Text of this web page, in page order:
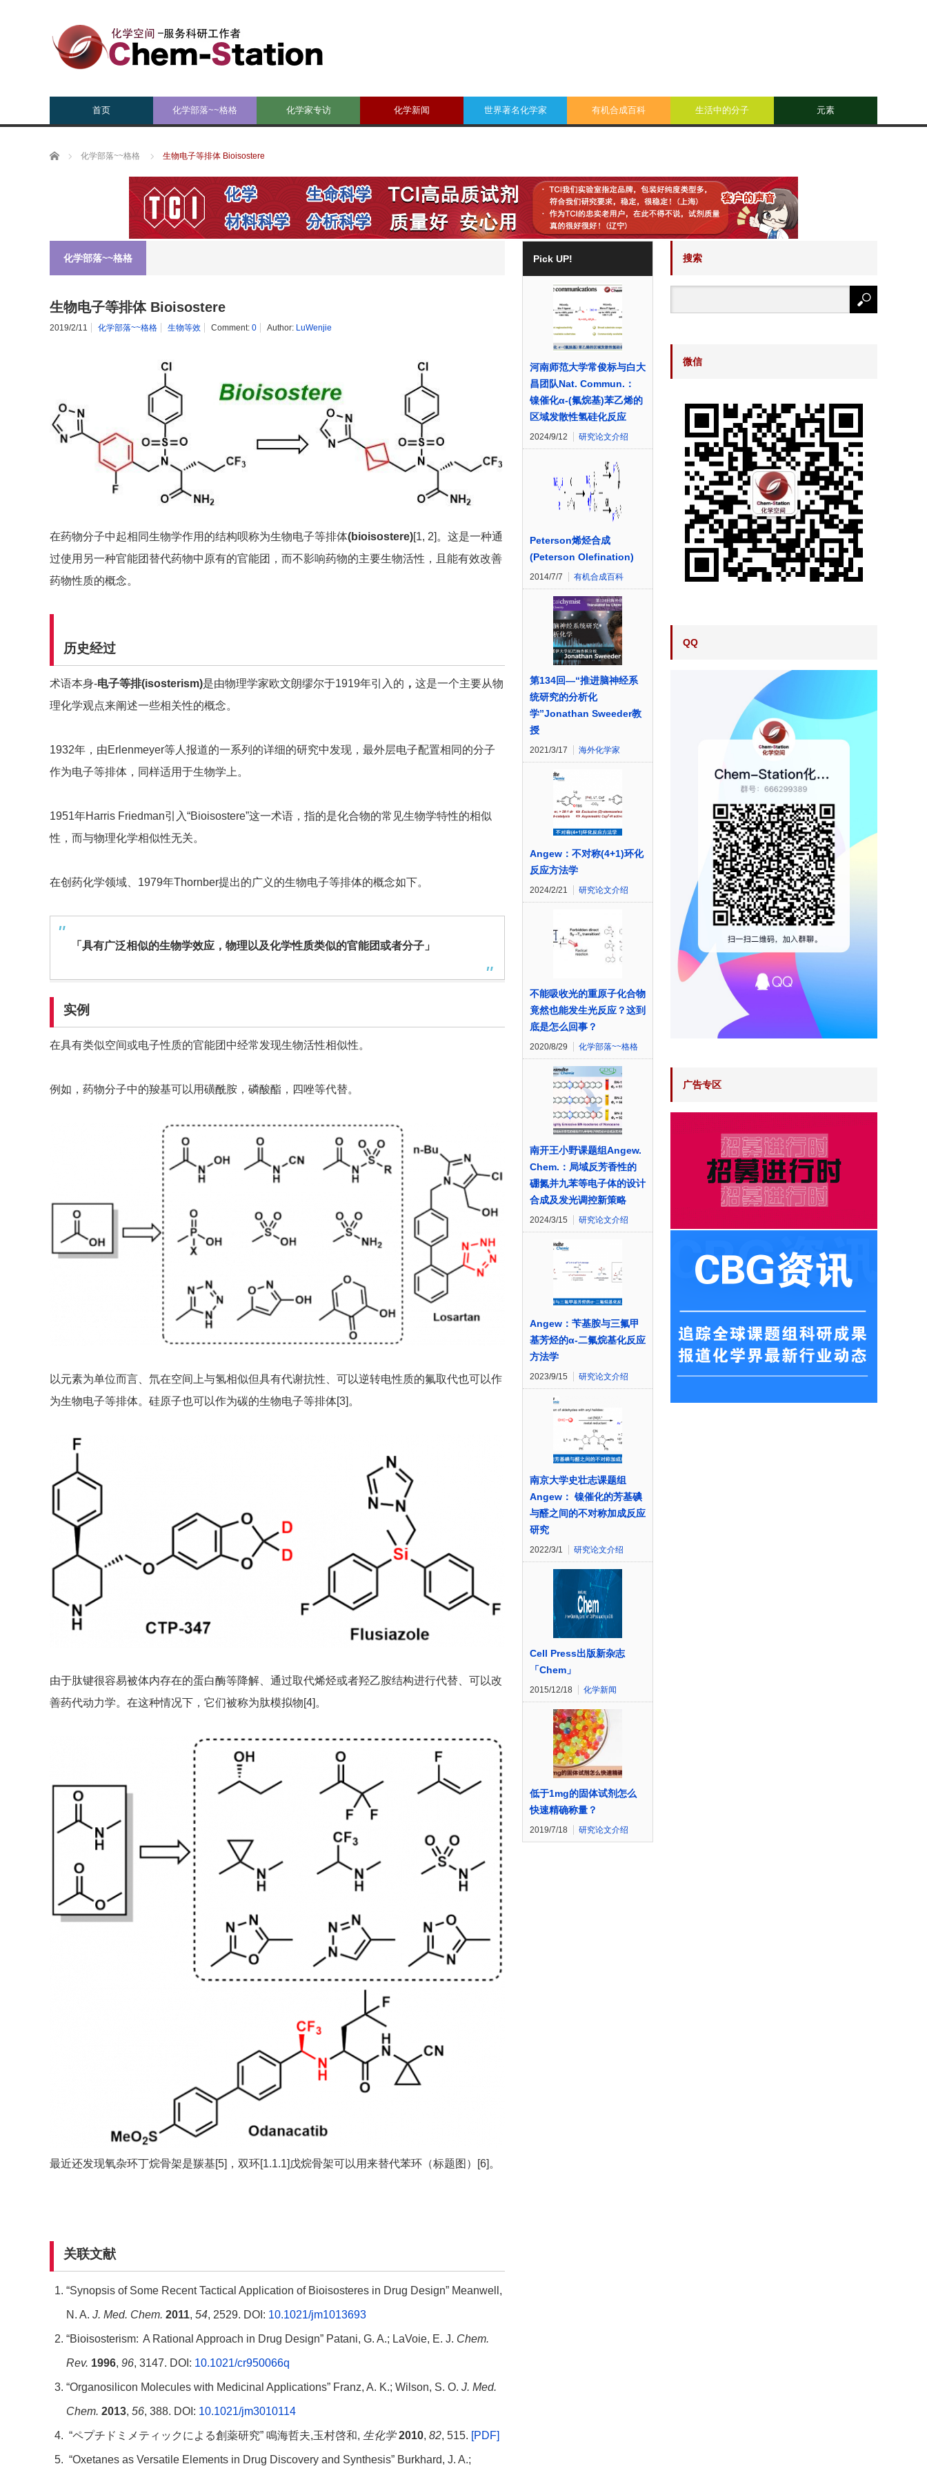
首页 化学部落~~格格 化学家专访 化学新闻 世界著名化学家 有机合成百科 生活中的分子 元素
Home 化学部落~~格格 生物电子等排体 Bioisostere
化学部落~~格格
生物电子等排体 Bioisostere
2019/2/11 化学部落~~格格 生物等效 Comment: 0 Author: LuWenjie
在药物分子中起相同生物学作用的结构呗称为生物电子等排体(bioisostere)[1, 2]。这是一种通
过使用另一种官能团替代药物中原有的官能团，而不影响药物的主要生物活性，且能有效改善
药物性质的概念。
历史经过
术语本身-电子等排(isosterism)是由物理学家欧文朗缪尔于1919年引入的 ， 这是一个主要从物
理化学观点来阐述一些相关性的概念。
1932年，由Erlenmeyer等人报道的一系列的详细的研究中发现，最外层电子配置相同的分子
作为电子等排体，同样适用于生物学上。
1951年Harris Friedman引入“Bioisostere”这一术语，指的是化合物的常见生物学特性的相似
性，而与物理化学相似性无关。
在创药化学领域、1979年Thornber提出的广义的生物电子等排体的概念如下。
「具有广泛相似的生物学效应，物理以及化学性质类似的官能团或者分子」
实例
在具有类似空间或电子性质的官能团中经常发现生物活性相似性。
例如，药物分子中的羧基可以用磺酰胺，磷酸酯，四唑等代替。
以元素为单位而言、氘在空间上与氢相似但具有代谢抗性、可以逆转电性质的氟取代也可以作
为生物电子等排体。硅原子也可以作为碳的生物电子等排体[3]。
由于肽键很容易被体内存在的蛋白酶等降解、通过取代烯烃或者羟乙胺结构进行代替、可以改
善药代动力学。在这种情况下，它们被称为肽模拟物[4]。
最近还发现氧杂环丁烷骨架是羰基[5]，双环[1.1.1]戊烷骨架可以用来替代苯环（标题图）[6]。
关联文献
“Synopsis of Some Recent Tactical Application of Bioisosteres in Drug Design” Meanwell,
N. A. J. Med. Chem. 2011, 54, 2529. DOI: 10.1021/jm1013693
“Bioisosterism: A Rational Approach in Drug Design” Patani, G. A.; LaVoie, E. J. Chem.
Rev. 1996, 96, 3147. DOI: 10.1021/cr950066q
“Organosilicon Molecules with Medicinal Applications” Franz, A. K.; Wilson, S. O. J. Med.
Chem. 2013, 56, 388. DOI: 10.1021/jm3010114
“ペプチドミメティックによる創薬研究” 鳴海哲夫,玉村啓和, 生化学 2010, 82, 515. [PDF]
“Oxetanes as Versatile Elements in Drug Discovery and Synthesis” Burkhard, J. A.;
Pick UP!
河南师范大学常俊标与白大
昌团队Nat. Commun.：
镍催化α-(氟烷基)苯乙烯的
区域发散性氢硅化反应
2024/9/12 研究论文介绍
Peterson烯烃合成
(Peterson Olefination)
2014/7/7 有机合成百科
第134回—“推进脑神经系
统研究的分析化
学”Jonathan Sweeder教
授
2021/3/17 海外化学家
Angew：不对称(4+1)环化
反应方法学
2024/2/21 研究论文介绍
不能吸收光的重原子化合物
竟然也能发生光反应？这到
底是怎么回事？
2020/8/29 化学部落~~格格
南开王小野课题组Angew.
Chem.：局域反芳香性的
硼氮并九苯等电子体的设计
合成及发光调控新策略
2024/3/15 研究论文介绍
Angew：苄基胺与三氟甲
基芳烃的α-二氟烷基化反应
方法学
2023/9/15 研究论文介绍
南京大学史壮志课题组
Angew： 镍催化的芳基碘
与醛之间的不对称加成反应
研究
2022/3/1 研究论文介绍
Cell Press出版新杂志
「Chem」
2015/12/18 化学新闻
低于1mg的固体试剂怎么
快速精确称量？
2019/7/18 研究论文介绍
搜索
微信
QQ
广告专区